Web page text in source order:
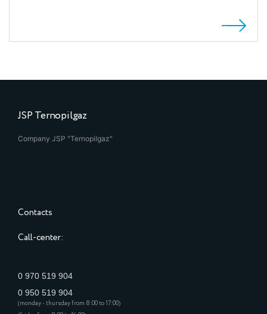
JSP Ternopilgaz
Company JSP "Ternopilgaz"
Contacts
Call-center:
0 970 519 904
0 950 519 904
(monday - thursday from 8:00 to 17:00)